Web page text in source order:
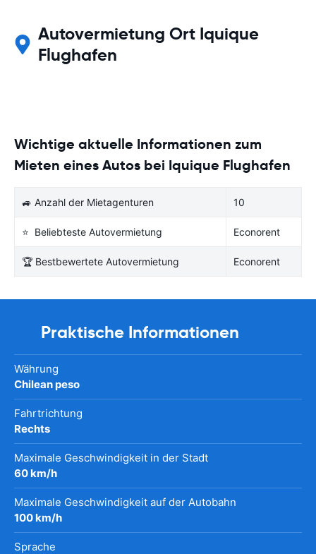
Autovermietung Ort Iquique
Flughafen
Wichtige aktuelle Informationen zum
Mieten eines Autos bei Iquique Flughafen
🚙 Anzahl der Mietagenturen 10
⭐ Beliebteste Autovermietung Econorent
🏆 Bestbewertete Autovermietung Econorent
Praktische Informationen
Währung
Chilean peso
Fahrtrichtung
Rechts
Maximale Geschwindigkeit in der Stadt
60 km/h
Maximale Geschwindigkeit auf der Autobahn
100 km/h
Sprache